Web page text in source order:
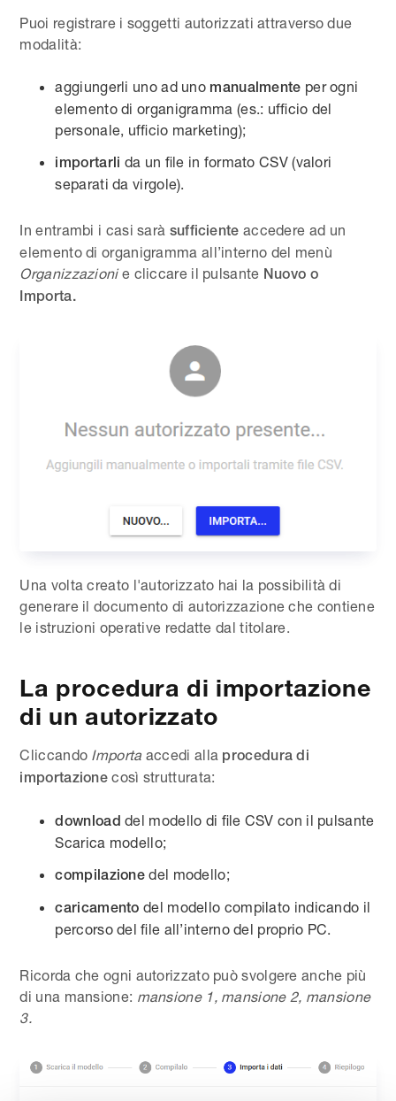
Puoi registrare i soggetti autorizzati attraverso due
modalità:
aggiungerli uno ad uno manualmente per ogni
elemento di organigramma (es.: ufficio del
personale, ufficio marketing);
importarli da un file in formato CSV (valori
separati da virgole).
In entrambi i casi sarà sufficiente accedere ad un
elemento di organigramma all’interno del menù
Organizzazioni e cliccare il pulsante Nuovo o
Importa.
Una volta creato l'autorizzato hai la possibilità di
generare il documento di autorizzazione che contiene
le istruzioni operative redatte dal titolare.
La procedura di importazione
di un autorizzato
Cliccando Importa accedi alla procedura di
importazione così strutturata:
downloaddel modello di file CSV con il pulsante
Scarica modello;
compilazionedel modello;
caricamentodel modello compilato indicando il
percorso del file all’interno del proprio PC.
Ricorda che ogni autorizzato può svolgere anche più
di una mansione: mansione 1, mansione 2, mansione
3.